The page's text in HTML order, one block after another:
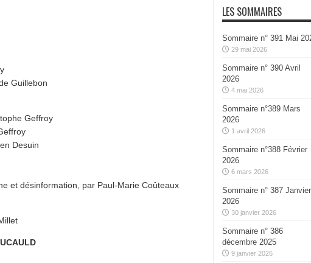
Guillebon
Geffroy
Desuin
et désinformation, par Paul-Marie Coûteaux
LES SOMMAIRES
Sommaire n° 391 Mai
29 mai 2026
Sommaire n° 390 Avril
2026
4 mai 2026
Sommaire n°389 Mars
2026
1 avril 2026
Sommaire n°388 Février
2026
6 mars 2026
Sommaire n° 387 Janvier
2026
30 janvier 2026
Sommaire n° 386
décembre 2025
9 janvier 2026